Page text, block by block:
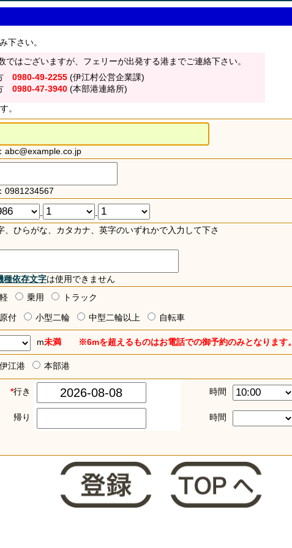
下さい。
ではございますが、フェリーが出発する港までご連絡下さい。
0980-49-2255 (伊江村公営企業課)
0980-47-3940 (本部港連絡所)
。
abc@example.co.jp
0981234567
- -
、ひらがな、カタカナ、英字のいずれかで入力して下さ
種依存文字は使用できません
軽 乗用 トラック
原付 小型二輪 中型二輪以上 自転車
m未満 ※6mを超えるものはお電話での御予約のみとなります。
伊江港 本部港
*行き 時間
帰り 時間